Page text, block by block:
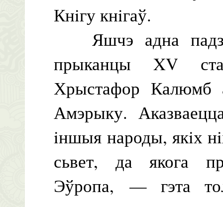
Кнiгу кнiгаў.
Яшчэ адна
прыканцы XV
Хрыстафор
Амэрыку.
iншыя народы, якiх
сьвет, да якога
Эўропа, — гэта